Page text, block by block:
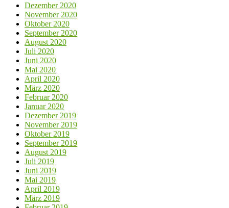
Dezember 2020
November 2020
Oktober 2020
September 2020
August 2020
Juli 2020
Juni 2020
Mai 2020
April 2020
März 2020
Februar 2020
Januar 2020
Dezember 2019
November 2019
Oktober 2019
September 2019
August 2019
Juli 2019
Juni 2019
Mai 2019
April 2019
März 2019